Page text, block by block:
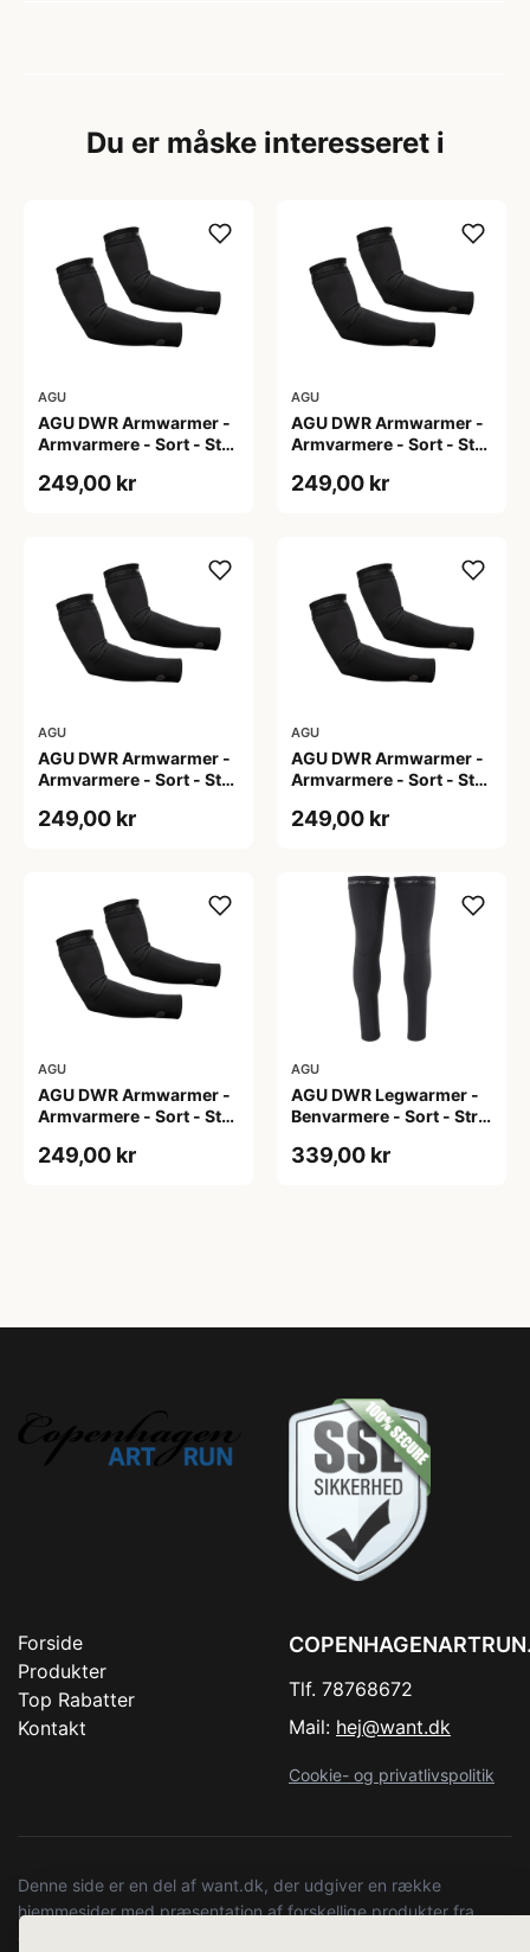
Du er måske interesseret i
AGU
AGU DWR Armwarmer -
Armvarmere - Sort - Str.
249,00 kr
AGU
AGU DWR Armwarmer -
Armvarmere - Sort - Str.
249,00 kr
AGU
AGU DWR Armwarmer -
Armvarmere - Sort - Str.
249,00 kr
AGU
AGU DWR Armwarmer -
Armvarmere - Sort - Str.
249,00 kr
AGU
AGU DWR Armwarmer -
Armvarmere - Sort - Str.
249,00 kr
AGU
AGU DWR Legwarmer -
Benvarmere - Sort - Str.
339,00 kr
Forside
Produkter
Top Rabatter
Kontakt
Tlf. 78768672
Mail: hej@want.dk
Cookie- og privatlivspolitik
Denne side er en del af want.dk, der udgiver en række
hjemmesider med præsentation af forskellige produkter fra
diverse webshops. Der sælges ikke varer fra denne side - vi